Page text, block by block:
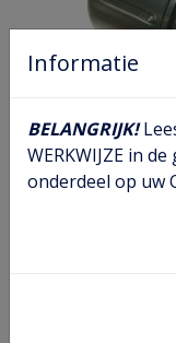
Informatie
BELANGRIJK!
WERKWIJZE in
onderdeel op uw